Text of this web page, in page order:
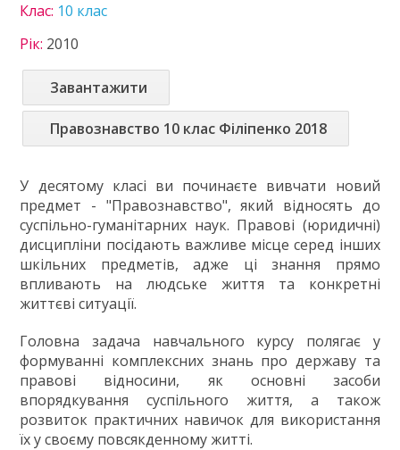
Мистецтво
Мови нац. меншин
Правознавство
Технології
Українська література
Українська мова
Французька мова
Хімія
11 клас
ГДЗ
Статті
Політика
Клас: 10 клас
Рік: 2010
Завантажити
Правознавство 10 клас Філіпенко 2018
У десятому класі ви починаєте вивчати новий
предмет - "Правознавство", який відносять до
суспільно-гуманітарних наук. Правові (юридичні)
дисципліни посідають важливе місце серед інших
шкільних предметів, адже ці знання прямо
впливають на людське життя та конкретні
життєві ситуації.
Головна задача навчального курсу полягає у
формуванні комплексних знань про державу та
правові відносини, як основні засоби
впорядкування суспільного життя, а також
розвиток практичних навичок для використання
їх у своєму повсякденному житті.